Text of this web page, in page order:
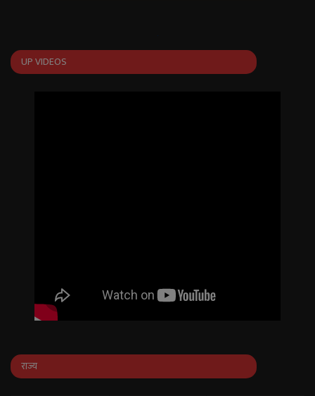
Language
UP VIDEOS
राज्य